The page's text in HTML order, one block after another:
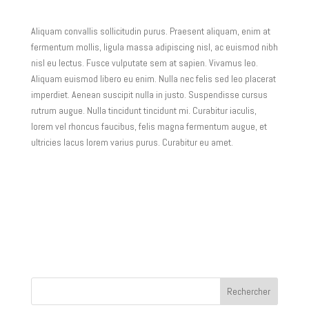
Aliquam convallis sollicitudin purus. Praesent aliquam, enim at
fermentum mollis, ligula massa adipiscing nisl, ac euismod nibh
nisl eu lectus. Fusce vulputate sem at sapien. Vivamus leo.
Aliquam euismod libero eu enim. Nulla nec felis sed leo placerat
imperdiet. Aenean suscipit nulla in justo. Suspendisse cursus
rutrum augue. Nulla tincidunt tincidunt mi. Curabitur iaculis,
lorem vel rhoncus faucibus, felis magna fermentum augue, et
ultricies lacus lorem varius purus. Curabitur eu amet.
Rechercher